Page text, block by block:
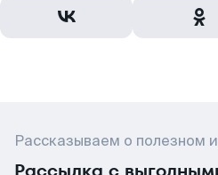
Рассказываем о полезном